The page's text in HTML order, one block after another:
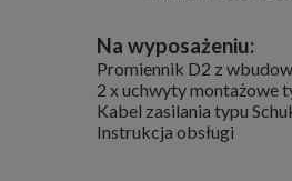
Na wyposażeniu:
Promiennik D2 z
2 x uchwyty montażowe
Kabel zasilania typu
Instrukcja obsługi